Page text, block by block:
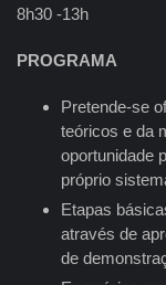
8h30 -13h
PROGRAMA
Pretende-se
teóricos e da
oportunidade
próprio
Etapas
através de
de